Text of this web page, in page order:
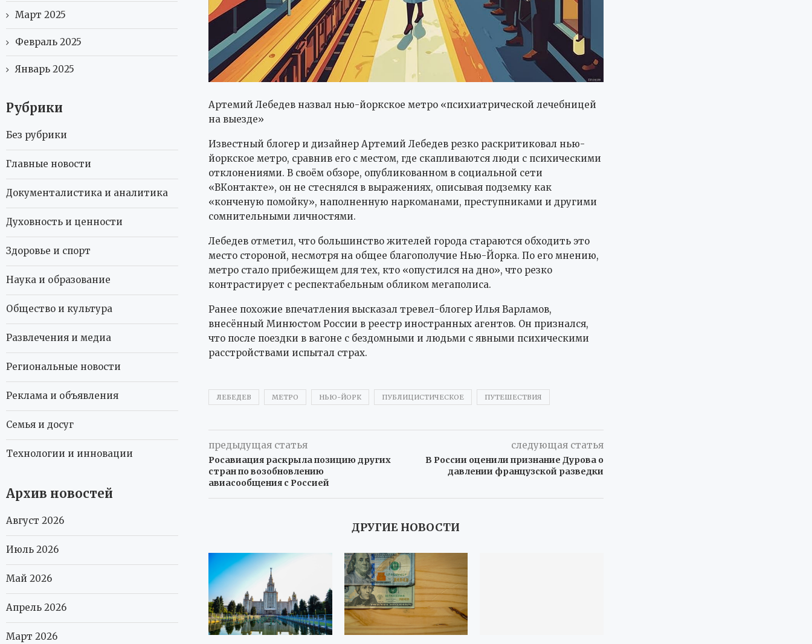
Артемий Лебедев назвал нью-йоркское метро «психиатрической лечебницей
на выезде»
Известный блогер и дизайнер Артемий Лебедев резко раскритиковал нью-
йоркское метро, сравнив его с местом, где скапливаются люди с психическими
отклонениями. В своём обзоре, опубликованном в социальной сети
«ВКонтакте», он не стеснялся в выражениях, описывая подземку как
«конченую помойку», наполненную наркоманами, преступниками и другими
сомнительными личностями.
Лебедев отметил, что большинство жителей города стараются обходить это
место стороной, несмотря на общее благополучие Нью-Йорка. По его мнению,
метро стало прибежищем для тех, кто «опустился на дно», что резко
контрастирует с респектабельным обликом мегаполиса.
Ранее похожие впечатления высказал тревел-блогер Илья Варламов,
внесённый Минюстом России в реестр иностранных агентов. Он признался,
что после поездки в вагоне с бездомными и людьми с явными психическими
расстройствами испытал страх.
ЛЕБЕДЕВ МЕТРО НЬЮ-ЙОРК ПУБЛИЦИСТИЧЕСКОЕ ПУТЕШЕСТВИЯ
предыдущая статья
Росавиация раскрыла позицию других
стран по возобновлению
авиасообщения с Россией
следующая статья
В России оценили признание Дурова о
давлении французской разведки
ДРУГИЕ НОВОСТИ
Март 2025
Февраль 2025
Январь 2025
Рубрики
Без рубрики
Главные новости
Документалистика и аналитика
Духовность и ценности
Здоровье и спорт
Наука и образование
Общество и культура
Развлечения и медиа
Региональные новости
Реклама и объявления
Семья и досуг
Технологии и инновации
Архив новостей
Август 2026
Июль 2026
Май 2026
Апрель 2026
Март 2026